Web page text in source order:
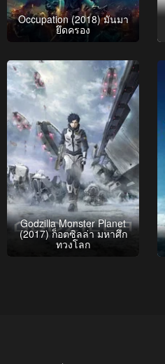
Occupation (2018) มันมา
ยึดครอง
Godzilla Monster Planet
(2017) ก็อตซิลล่า มหาศึก
ทวงโลก